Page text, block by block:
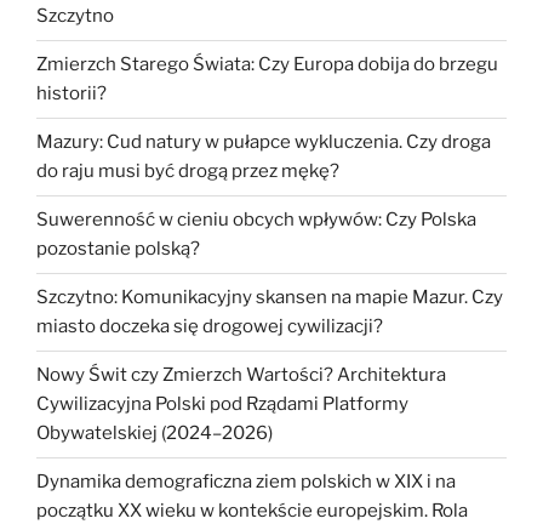
Szczytno
Zmierzch Starego Świata: Czy Europa dobija do brzegu
historii?
Mazury: Cud natury w pułapce wykluczenia. Czy droga
do raju musi być drogą przez mękę?
Suwerenność w cieniu obcych wpływów: Czy Polska
pozostanie polską?
Szczytno: Komunikacyjny skansen na mapie Mazur. Czy
miasto doczeka się drogowej cywilizacji?
Nowy Świt czy Zmierzch Wartości? Architektura
Cywilizacyjna Polski pod Rządami Platformy
Obywatelskiej (2024–2026)
Dynamika demograficzna ziem polskich w XIX i na
początku XX wieku w kontekście europejskim. Rola